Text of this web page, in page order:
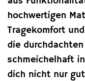
hochwertigen
Tragekomfort
die
schmeichelhaft
dich nicht nur